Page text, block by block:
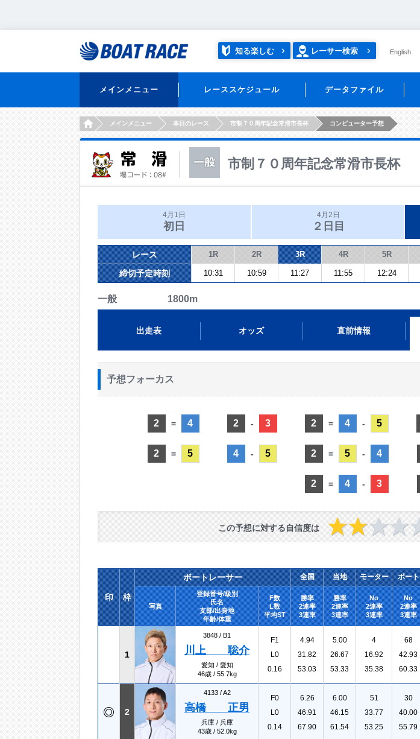
知る楽しむ レーサー検索 English
メインメニュー レーススケジュール データファイル
HOMEメインメニュー 本日のレース 市制７０周年記念常滑市長杯 コンピューター予想
市制７０周年記念常滑市長杯
4月1日
初日
4月2日
２日目
レース 1R 2R 3R 4R 5R
締切予定時刻 10:31 10:59 11:27 11:55 12:24
一般 1800m
出走表 オッズ 直前情報
予想フォーカス
2 = 4
2 = 5
2 - 3
4 - 5
2 = 4 - 5
2 = 5 - 4
2 = 4 - 3
この予想に対する自信度は
印 枠
ボートレーサー 全国 当地 モーター ボート
写真
登録番号/級別
氏名
支部/出身地
年齢/体重
F数
L数
平均ST
勝率
2連率
3連率
勝率
2連率
3連率
No
2連率
3連率
No
2連率
3連率
1
3848 / B1
川上 聡介
愛知 / 愛知
46歳 / 55.7kg
F1
L0
0.16
4.94
31.82
53.03
5.00
26.67
53.33
4
16.92
35.38
68
42.93
60.33
2
4133 /A2
高橋 正男
兵庫 / 兵庫
43歳 / 52.0kg
F0
L0
0.14
6.26
46.91
67.90
6.00
46.15
61.54
51
33.77
53.25
30
40.00
55.79